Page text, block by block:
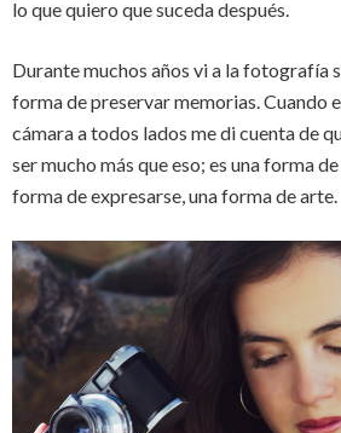
lo que quiero que suceda después.
Durante muchos años vi a la fotografía
forma de preservar memorias. Cuando
cámara a todos lados me di cuenta de
ser mucho más que eso; es una forma
forma de expresarse, una forma de arte.